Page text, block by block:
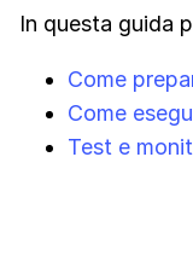
In questa guida
Come
Come
Test e